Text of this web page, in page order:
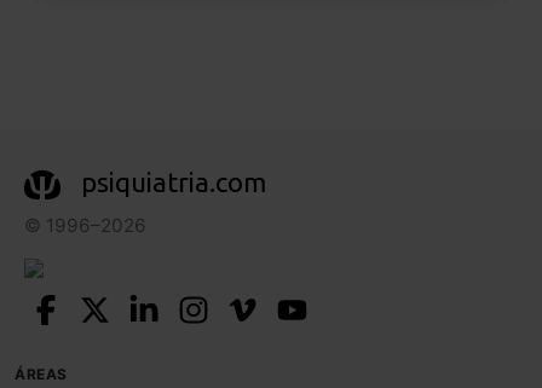
psiquiatria.com
© 1996–2026
ÁREAS